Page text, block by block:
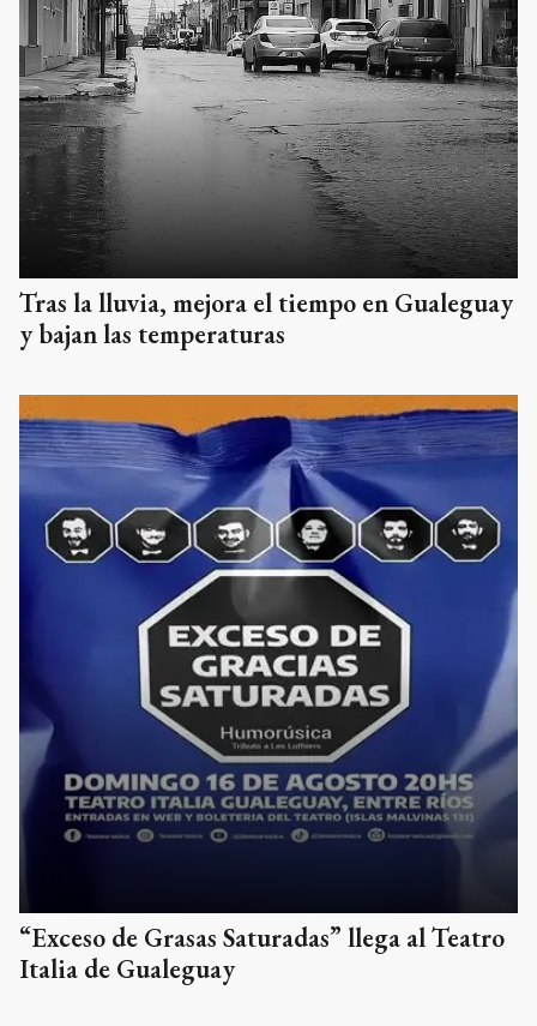
Tras la lluvia, mejora el tiempo en Gualeguay
y bajan las temperaturas
“Exceso de Grasas Saturadas” llega al Teatro
Italia de Gualeguay